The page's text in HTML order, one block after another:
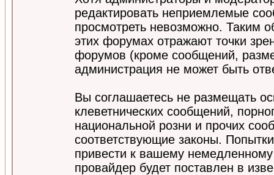
редактировать неприемлемые
просмотреть невозможно. Таким
этих форумах отражают точки
форумов (кроме сообщений,
администрация не может быть
Вы соглашаетесь не размещать
клеветнических сообщений,
национальной розни и прочих
соответствующие законы.
привести к вашему
провайдер будет поставлен в